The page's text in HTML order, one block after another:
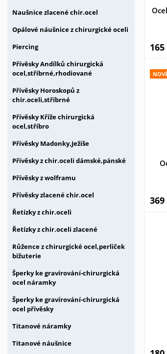
Naušnice zlacené chir.ocel
Opálové náušnice z chirurgické oceli
Piercing
Přívěsky Andílků chirurgická
ocel,stříbrné,rhodiované
Přívěsky Horoskopů z
chir.oceli,stříbrné
Přívěsky Kříže chirurgická
ocel,stříbro
Přívěsky Madonky,Ježíše
Přívěsky z chir.oceli dámské,pánské
Přívěsky z wolframu
Přívěsky zlacené chir.ocel
Řetízky z chir.oceli
Řetízky z chir.oceli zlacené
Růžence z chirurgické ocel,perliček
bižuterie
Šperky ke gravírování-chirurgická
ocel náramky
Šperky ke gravírování-chirurgická
ocel přívěsky
Titanové náramky
Titanové náušnice
165
369